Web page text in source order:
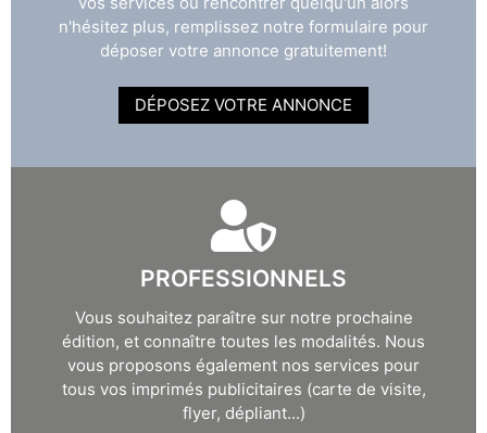
n'hésitez plus, remplissez notre formulaire pour
déposer votre annonce gratuitement!
DÉPOSEZ VOTRE ANNONCE
PROFESSIONNELS
Vous souhaitez paraître sur notre prochaine
édition, et connaître toutes les modalités. Nous
vous proposons également nos services pour
tous vos imprimés publicitaires (carte de visite,
flyer, dépliant...)